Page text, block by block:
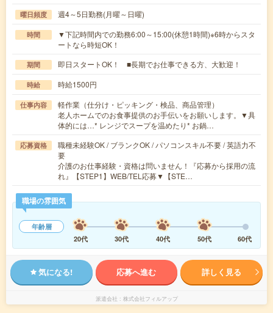
曜日頻度 週4～5日勤務(月曜～日曜)
時間
▼下記時間内での勤務6:00～15:00(休憩1時間)※6時からスタ
ートなら時短OK！
期間 即日スタートOK！ ■長期でお仕事できる方、大歓迎！
時給 時給1500円
仕事内容
軽作業（仕分け・ピッキング・検品、商品管理）
老人ホームでのお食事提供のお手伝いをお願いします。▼具
体的には…* レンジでスープを温めたり* お鍋…
応募資格
職種未経験OK / ブランクOK / パソコンスキル不要 / 英語力不
要
介護のお仕事経験・資格は問いません！『応募から採用の流
れ』【STEP1】WEB/TEL応募▼【STE…
職場の雰囲気
年齢層
20代
30代 40代 50代 60代
気になる! 応募へ進む 詳しく見る
派遣会社 株式会社フィルアップ